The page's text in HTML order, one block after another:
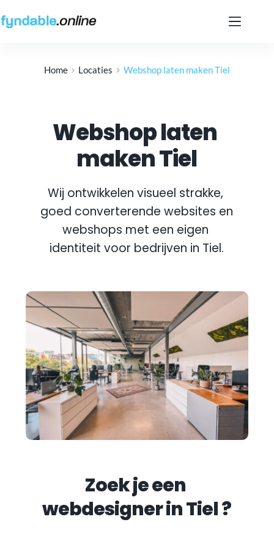
naar
de
Home Locaties Webshop laten maken Tiel
Webshop laten
maken Tiel
Wij ontwikkelen visueel strakke,
goed converterende websites en
webshops met een eigen
identiteit voor bedrijven in Tiel.
Zoek je een
webdesigner in Tiel ?